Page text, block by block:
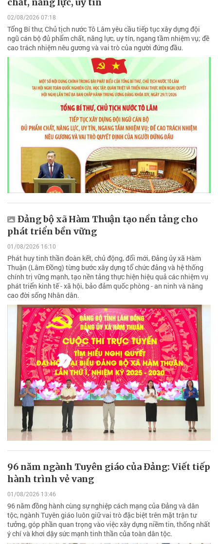
02/08/2026 07:18
Tổng Bí thư, Chủ tịch nước Tô Lâm yêu cầu tiếp tục xây dựng đội
ngũ cán bộ đủ phẩm chất, năng lực, uy tín, ngang tầm nhiệm vụ; đề
cao trách nhiệm nêu gương và vai trò của người đứng đầu.
Đảng bộ xã Hàm Thuận tạo nền tảng cho
phát triển bền vững
01/08/2026 16:10
Phát huy tinh thần đoàn kết, chủ động, đổi mới, Đảng ủy xã Hàm
Thuận (Lâm Đồng) từng bước xây dựng tổ chức đảng và hệ thống
chính trị vững mạnh, tạo nền tảng thực hiện hiệu quả các nhiệm vụ
phát triển kinh tế - xã hội, bảo đảm quốc phòng - an ninh và nâng
cao đời sống Nhân dân.
96 năm ngành Tuyên giáo của Đảng: Viết tiếp
hành trình vẻ vang
01/08/2026 13:46
96 năm đồng hành cùng sự nghiệp cách mạng của Đảng và dân
tộc, ngành Tuyên giáo luôn giữ vai trò đặc biệt trên mặt trận tư
tưởng, góp phần quan trọng vào việc xây dựng niềm tin, thống nhất
ý chí và khơi dậy sức mạnh tinh thần của toàn dân tộc.